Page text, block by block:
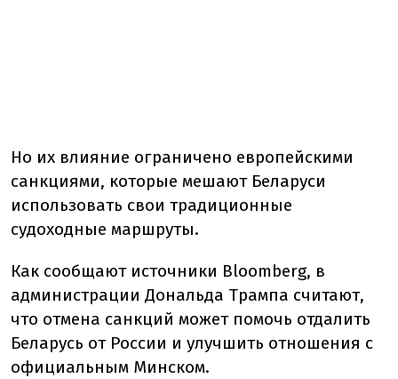
Но их влияние ограничено европейскими
санкциями, которые мешают Беларуси
использовать свои традиционные
судоходные маршруты.
Как сообщают источники Bloomberg, в
администрации Дональда Трампа считают,
что отмена санкций может помочь отдалить
Беларусь от России и улучшить отношения с
официальным Минском.